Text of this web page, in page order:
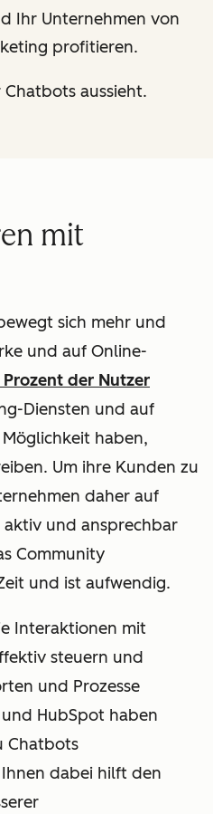
Ihr Unternehmen von
profitieren.
aussieht.
mit
sich mehr und
und auf Online-
der Nutzer
Diensten und auf
haben,
Um ihre Kunden zu
daher auf
und ansprechbar
Community
und ist aufwendig.
Interaktionen mit
steuern und
und Prozesse
HubSpot haben
Chatbots
dabei hilft den